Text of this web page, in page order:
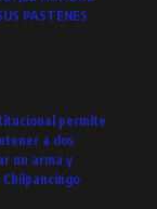
PASTENES
permite
a dos
un arma y